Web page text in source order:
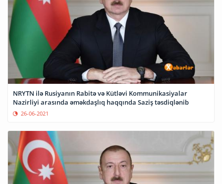
NRYTN ilə Rusiyanın Rabitə və Kütləvi Kommunikasiyalar
Nazirliyi arasında əməkdaşlıq haqqında Saziş təsdiqlənib
26-06-2021